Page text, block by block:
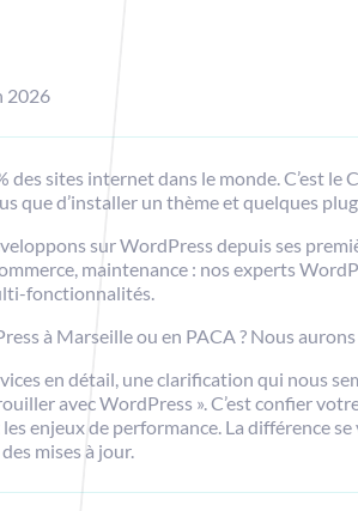
2026
des sites internet dans le monde. C’est
que d’installer un thème et quelques
sur WordPress depuis ses
maintenance : nos experts
fonctionnalités.
à Marseille ou en PACA ? Nous
en détail, une clarification qui nous
avec WordPress ». C’est confier
enjeux de performance. La différence
mises à jour.